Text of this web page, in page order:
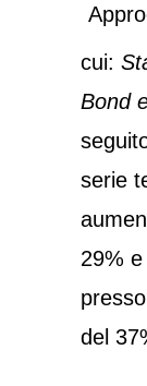
cui:
Bond
serie
29% e
del